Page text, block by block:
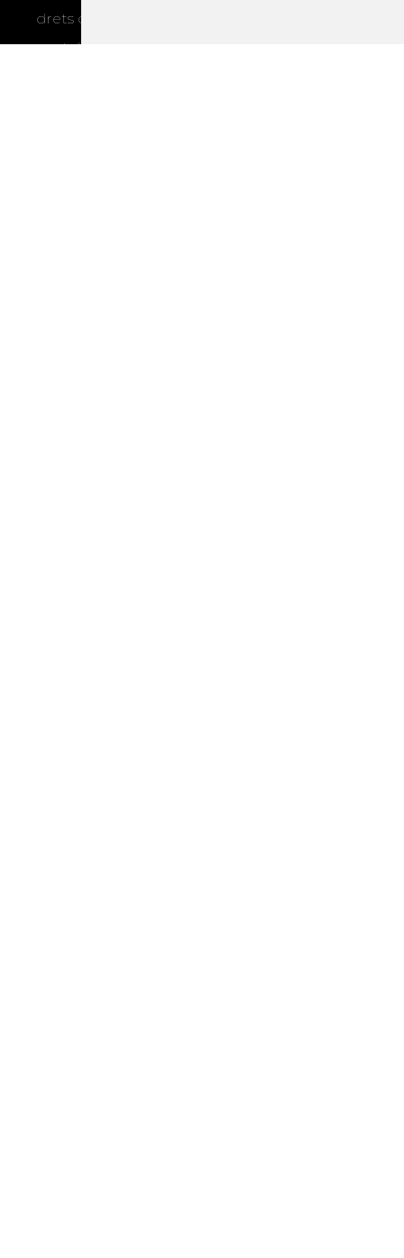
drets d’accés, rectificació, supressió,
portabilitat, limitació o oposició al tractament